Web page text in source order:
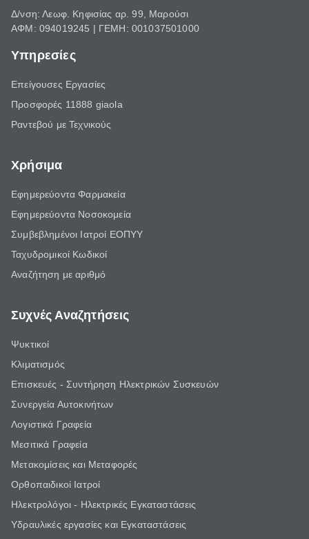
Δ/νση: Λεωφ. Κηφισίας αρ. 99, Μαρούσι
ΑΦΜ: 094019245 | ΓΕΜΗ: 001037501000
Υπηρεσίες
Επείγουσες Εργασίες
Προσφορές 11888 giaola
Ραντεβού με Τεχνικούς
Χρήσιμα
Εφημερεύοντα Φαρμακεία
Εφημερεύοντα Νοσοκομεία
Συμβεβλημένοι Ιατροί ΕΟΠΥΥ
Ταχυδρομικοί Κωδικοί
Αναζήτηση με αριθμό
Συχνές Αναζητήσεις
Ψυκτικοί
Κλιματισμός
Επισκευές - Συντήρηση Ηλεκτρικών Συσκευών
Συνεργεία Αυτοκινήτων
Λογιστικά Γραφεία
Μεσιτικά Γραφεία
Μετακομίσεις και Μεταφορές
Ορθοπαιδικοί Ιατροί
Ηλεκτρολόγοι - Ηλεκτρικές Εγκαταστάσεις
Υδραυλικές εργασίες και Εγκαταστάσεις